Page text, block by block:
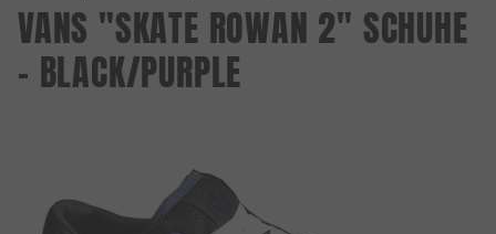
VANS "SKATE ROWAN 2" SCHUHE
- BLACK/PURPLE